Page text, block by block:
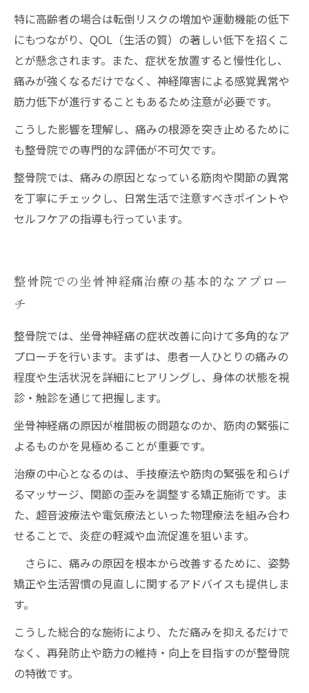
特に高齢者の場合は転倒リスクの増加や運動機能の低下
にもつながり、QOL（生活の質）の著しい低下を招くこ
とが懸念されます。また、症状を放置すると慢性化し、
痛みが強くなるだけでなく、神経障害による感覚異常や
筋力低下が進行することもあるため注意が必要です。
こうした影響を理解し、痛みの根源を突き止めるために
も整骨院での専門的な評価が不可欠です。
整骨院では、痛みの原因となっている筋肉や関節の異常
を丁寧にチェックし、日常生活で注意すべきポイントや
セルフケアの指導も行っています。
整骨院での坐骨神経痛治療の基本的なアプロー
チ
整骨院では、坐骨神経痛の症状改善に向けて多角的なア
プローチを行います。まずは、患者一人ひとりの痛みの
程度や生活状況を詳細にヒアリングし、身体の状態を視
診・触診を通じて把握します。
坐骨神経痛の原因が椎間板の問題なのか、筋肉の緊張に
よるものかを見極めることが重要です。
治療の中心となるのは、手技療法や筋肉の緊張を和らげ
るマッサージ、関節の歪みを調整する矯正施術です。ま
た、超音波療法や電気療法といった物理療法を組み合わ
せることで、炎症の軽減や血流促進を狙います。
さらに、痛みの原因を根本から改善するために、姿勢
矯正や生活習慣の見直しに関するアドバイスも提供しま
す。
こうした総合的な施術により、ただ痛みを抑えるだけで
なく、再発防止や筋力の維持・向上を目指すのが整骨院
の特徴です。